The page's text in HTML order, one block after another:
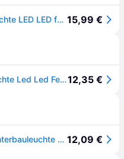
Nordlux Renton LED-Unterbauleuchte LED LED fest eingebaut 4W Warmweiß Weiß 15,99 €
Nordlux Renton Led-unterbauleuchte Led Led Fest Eingebaut 4 W Warmweiß Weiß12,35 €
30cm Nordlux LED Lichtleiste/ Unterbauleuchte & Deckenleuchte Renton 30 mit warmweißem Licht - vielseitig einsetzbar 12,09 €